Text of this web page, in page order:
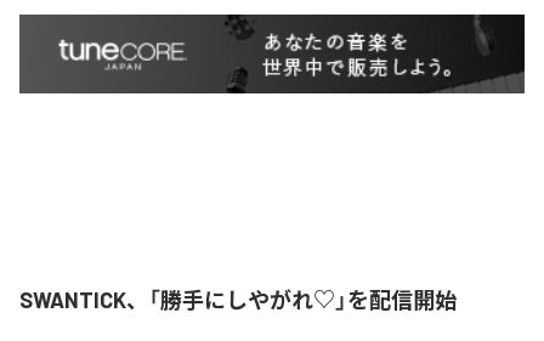
SWANTICK、「勝手にしやがれ♡」を配信開始